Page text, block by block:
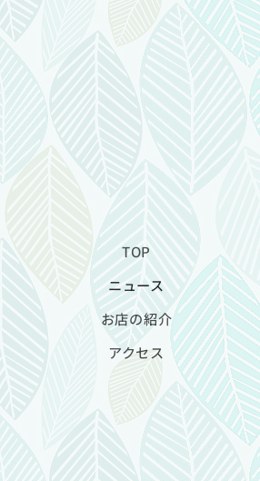
TOP
ニュース
お店の紹介
アクセス